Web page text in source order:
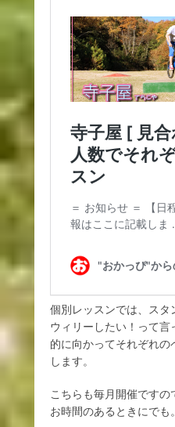
個別レッスンでは、ス
ウィリーしたい！って言
的に向かってそれぞれの
します。
こちらも毎月開催ですの
お時間のあるときにでも。